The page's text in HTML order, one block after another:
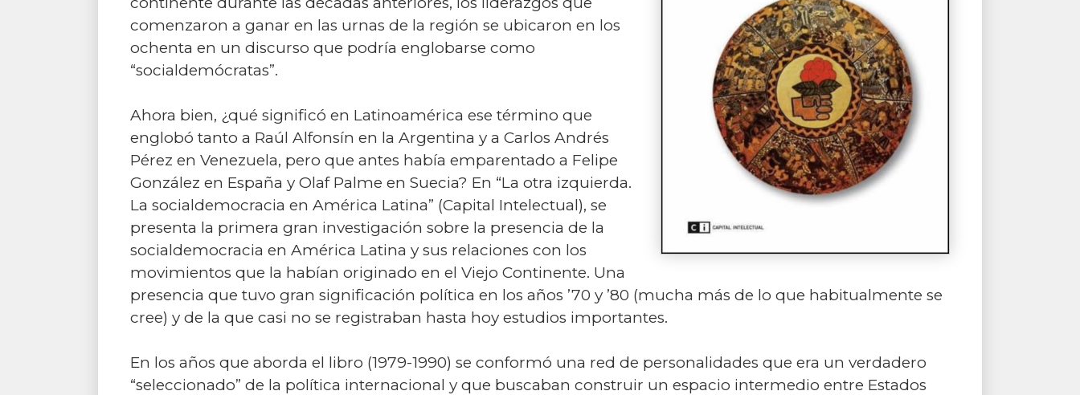
comenzaron a ganar en las urnas de la región se ubicaron en los
ochenta en un discurso que podría englobarse como
“socialdemócratas”.
Ahora bien, ¿qué significó en Latinoamérica ese término que
englobó tanto a Raúl Alfonsín en la Argentina y a Carlos Andrés
Pérez en Venezuela, pero que antes había emparentado a Felipe
González en España y Olaf Palme en Suecia? En “La otra izquierda.
La socialdemocracia en América Latina” (Capital Intelectual), se
presenta la primera gran investigación sobre la presencia de la
socialdemocracia en América Latina y sus relaciones con los
movimientos que la habían originado en el Viejo Continente. Una
presencia que tuvo gran significación política en los años ’70 y ’80 (mucha más de lo que habitualmente se
cree) y de la que casi no se registraban hasta hoy estudios importantes.
En los años que aborda el libro (1979-1990) se conformó una red de personalidades que era un verdadero
“seleccionado” de la política internacional y que buscaban construir un espacio intermedio entre Estados